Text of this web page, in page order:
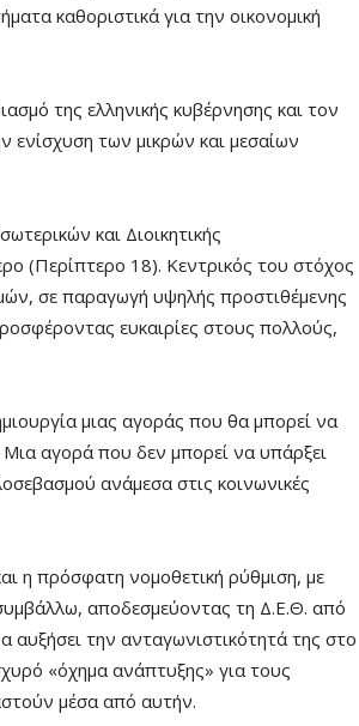
καθοριστικά για την οικονομική
της ελληνικής κυβέρνησης και τον
ενίσχυση των μικρών και μεσαίων
και Διοικητικής
(Περίπτερο 18). Κεντρικός του στόχος
σε παραγωγή υψηλής προστιθέμενης
ευκαιρίες στους πολλούς,
μιας αγοράς που θα μπορεί να
αγορά που δεν μπορεί να υπάρξει
ανάμεσα στις κοινωνικές
η πρόσφατη νομοθετική ρύθμιση, με
αποδεσμεύοντας τη Δ.Ε.Θ. από
αυξήσει την ανταγωνιστικότητά της στο
«όχημα ανάπτυξης» για τους
μέσα από αυτήν.